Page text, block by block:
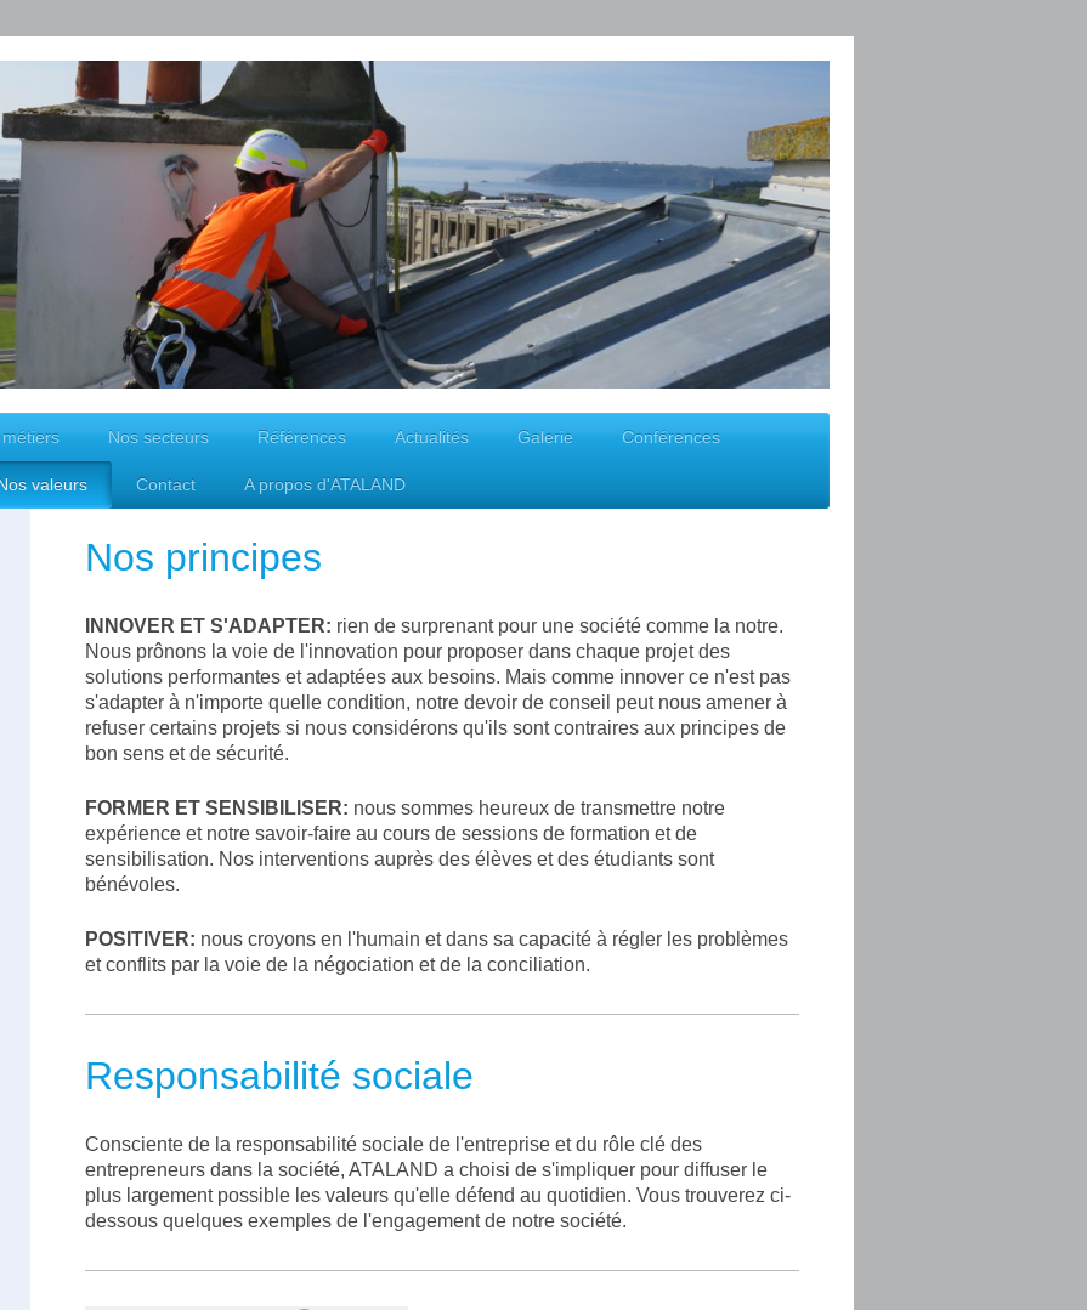
Nos secteurs Références Actualités Galerie Conférences
valeurs Contact A propos d'ATALAND
Nos principes
INNOVER ET S'ADAPTER: rien de surprenant pour une société comme la notre.
Nous prônons la voie de l'innovation pour proposer dans chaque projet des
solutions performantes et adaptées aux besoins. Mais comme innover ce n'est pas
s'adapter à n'importe quelle condition, notre devoir de conseil peut nous amener à
refuser certains projets si nous considérons qu'ils sont contraires aux principes de
bon sens et de sécurité.
FORMER ET SENSIBILISER: nous sommes heureux de transmettre notre
expérience et notre savoir-faire au cours de sessions de formation et de
sensibilisation. Nos interventions auprès des élèves et des étudiants sont
bénévoles.
POSITIVER: nous croyons en l'humain et dans sa capacité à régler les problèmes
et conflits par la voie de la négociation et de la conciliation.
Responsabilité sociale
Consciente de la responsabilité sociale de l'entreprise et du rôle clé des
entrepreneurs dans la société, ATALAND a choisi de s'impliquer pour diffuser le
plus largement possible les valeurs qu'elle défend au quotidien. Vous trouverez ci-
dessous quelques exemples de l'engagement de notre société.